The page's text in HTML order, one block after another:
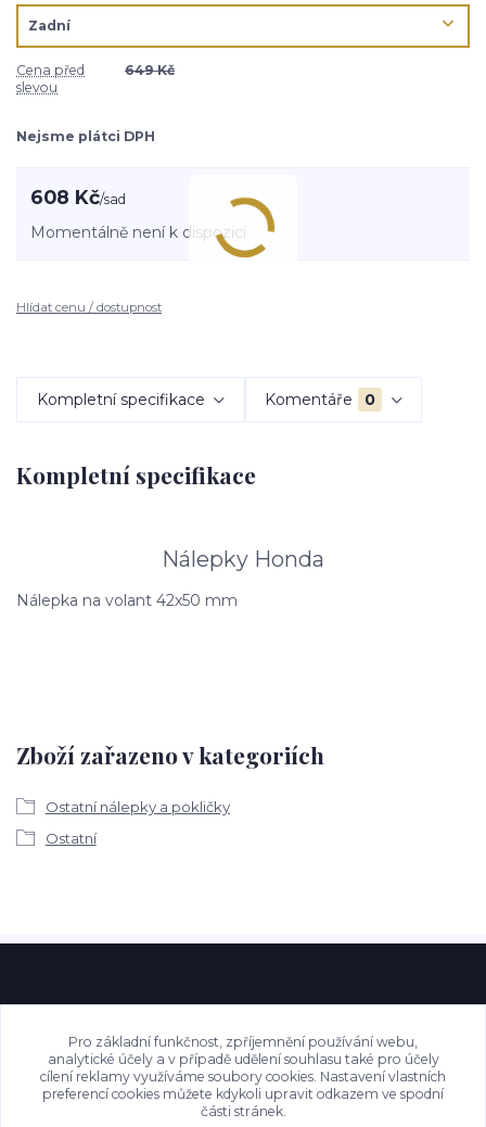
Cena před
slevou
649 Kč
Nejsme plátci DPH
608 Kč/sad
Momentálně není k dispozici
Hlídat cenu / dostupnost
Kompletní specifikace Komentáře 0
Kompletní specifikace
Nálepky Honda
Nálepka na volant 42x50 mm
Zboží zařazeno v kategoriích
Ostatní nálepky a pokličky
Ostatní
Pro základní funkčnost, zpříjemnění používání webu,
analytické účely a v případě udělení souhlasu také pro účely
cílení reklamy využíváme soubory cookies. Nastavení vlastních
preferencí cookies můžete kdykoli upravit odkazem ve spodní
části stránek.